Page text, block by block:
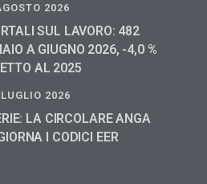
2026
SUL LAVORO: 482
A GIUGNO 2026, -4,0 %
AL 2025
2026
LA CIRCOLARE ANGA
I CODICI EER